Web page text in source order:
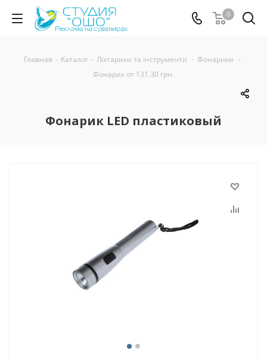
0
Главная - Каталог - Ліхтарики та інструменти - Фонарики -
Фонарик от 131.30 грн.
Фонарик LED пластиковый